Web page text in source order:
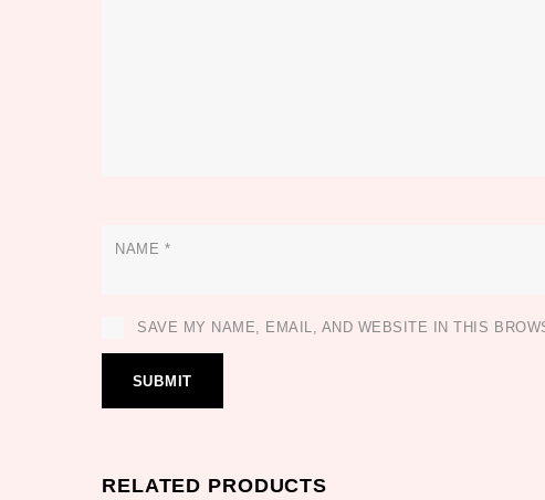
NAME *
SAVE MY NAME, EMAIL, AND WEBSITE IN THIS
RELATED PRODUCTS